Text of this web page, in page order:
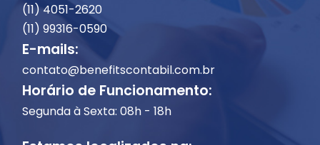
(11) 4051-2620
(11) 99316-0590
E-mails:
contato@benefitscontabil.com.br
Horário de Funcionamento:
Segunda à Sexta: 08h - 18h